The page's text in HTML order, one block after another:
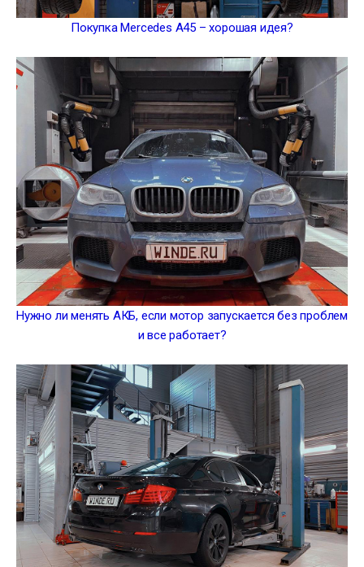
Покупка Mercedes A45 – хорошая идея?
Нужно ли менять АКБ, если мотор запускается без проблем
и все работает?